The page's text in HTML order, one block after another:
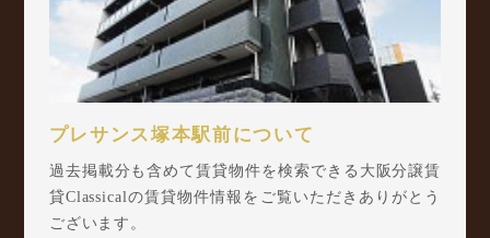
プレサンス塚本駅前について
過去掲載分も含めて賃貸物件を検索できる大阪分譲賃
貸Classicalの賃貸物件情報をご覧いただきありがとう
ございます。